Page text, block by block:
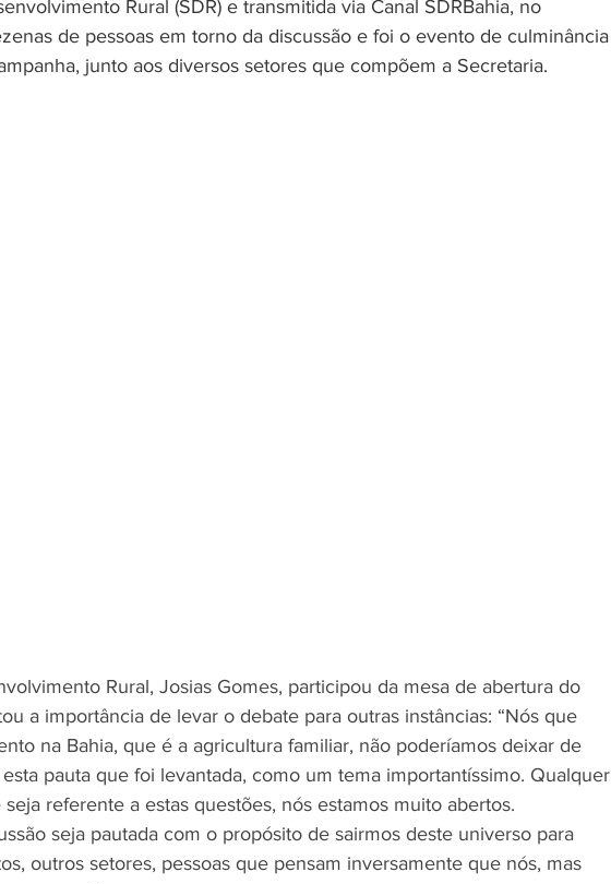
Rural (SDR) e transmitida via Canal SDRBahia, no
de pessoas em torno da discussão e foi o evento de culminância
junto aos diversos setores que compõem a Secretaria.
Rural, Josias Gomes, participou da mesa de abertura do
a importância de levar o debate para outras instâncias: “Nós que
na Bahia, que é a agricultura familiar, não poderíamos deixar de
pauta que foi levantada, como um tema importantíssimo. Qualquer
referente a estas questões, nós estamos muito abertos.
seja pautada com o propósito de sairmos deste universo para
outros setores, pessoas que pensam inversamente que nós, mas